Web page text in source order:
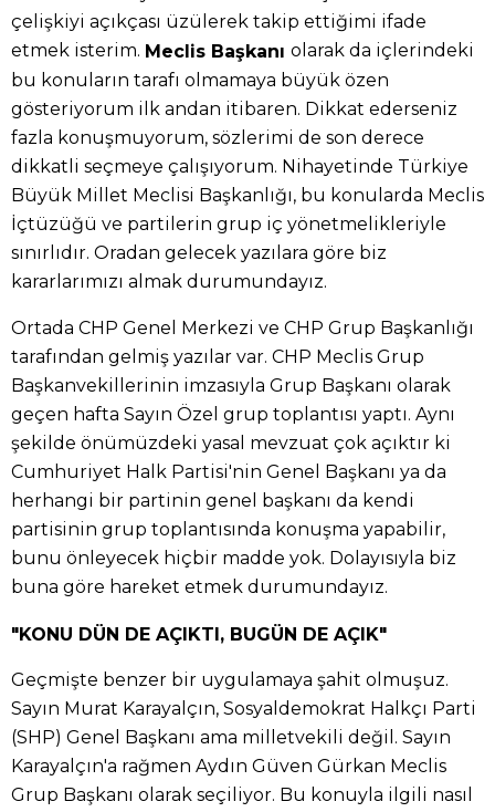
çelişkiyi açıkçası üzülerek takip ettiğimi ifade
etmek isterim. Meclis Başkanı olarak da içlerindeki
bu konuların tarafı olmamaya büyük özen
gösteriyorum ilk andan itibaren. Dikkat ederseniz
fazla konuşmuyorum, sözlerimi de son derece
dikkatli seçmeye çalışıyorum. Nihayetinde Türkiye
Büyük Millet Meclisi Başkanlığı, bu konularda Meclis
İçtüzüğü ve partilerin grup iç yönetmelikleriyle
sınırlıdır. Oradan gelecek yazılara göre biz
kararlarımızı almak durumundayız.
Ortada CHP Genel Merkezi ve CHP Grup Başkanlığı
tarafından gelmiş yazılar var. CHP Meclis Grup
Başkanvekillerinin imzasıyla Grup Başkanı olarak
geçen hafta Sayın Özel grup toplantısı yaptı. Aynı
şekilde önümüzdeki yasal mevzuat çok açıktır ki
Cumhuriyet Halk Partisi'nin Genel Başkanı ya da
herhangi bir partinin genel başkanı da kendi
partisinin grup toplantısında konuşma yapabilir,
bunu önleyecek hiçbir madde yok. Dolayısıyla biz
buna göre hareket etmek durumundayız.
"KONU DÜN DE AÇIKTI, BUGÜN DE AÇIK"
Geçmişte benzer bir uygulamaya şahit olmuşuz.
Sayın Murat Karayalçın, Sosyaldemokrat Halkçı Parti
(SHP) Genel Başkanı ama milletvekili değil. Sayın
Karayalçın'a rağmen Aydın Güven Gürkan Meclis
Grup Başkanı olarak seçiliyor. Bu konuyla ilgili nasıl